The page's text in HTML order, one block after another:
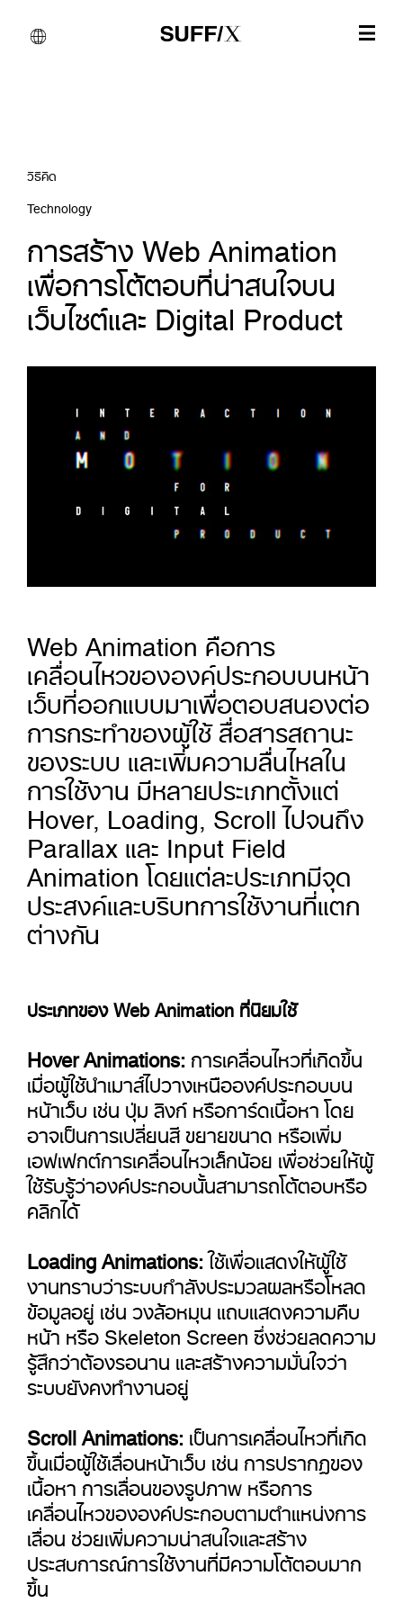
วิธีคิด
Technology
การสร้าง Web Animation
เพื่อการโต้ตอบที่น่าสนใจบน
เว็บไซต์และ Digital Product
Web Animation คือการ
เคลื่อนไหวขององค์ประกอบบนหน้า
เว็บที่ออกแบบมาเพื่อตอบสนองต่อ
การกระทำของผู้ใช้ สื่อสารสถานะ
ของระบบ และเพิ่มความลื่นไหลใน
การใช้งาน มีหลายประเภทตั้งแต่
Hover, Loading, Scroll ไปจนถึง
Parallax และ Input Field
Animation โดยแต่ละประเภทมีจุด
ประสงค์และบริบทการใช้งานที่แตก
ต่างกัน
ประเภทของ Web Animation ที่นิยมใช้
Hover Animations:การเคลื่อนไหวที่เกิดขึ้น
เมื่อผู้ใช้นำเมาส์ไปวางเหนือองค์ประกอบบน
หน้าเว็บ เช่น ปุ่ม ลิงก์ หรือการ์ดเนื้อหา โดย
อาจเป็นการเปลี่ยนสี ขยายขนาด หรือเพิ่ม
เอฟเฟกต์การเคลื่อนไหวเล็กน้อย เพื่อช่วยให้ผู้
ใช้รับรู้ว่าองค์ประกอบนั้นสามารถโต้ตอบหรือ
คลิกได้
Loading Animations:ใช้เพื่อแสดงให้ผู้ใช้
งานทราบว่าระบบกำลังประมวลผลหรือโหลด
ข้อมูลอยู่ เช่น วงล้อหมุน แถบแสดงความคืบ
หน้า หรือ Skeleton Screen ซึ่งช่วยลดความ
รู้สึกว่าต้องรอนาน และสร้างความมั่นใจว่า
ระบบยังคงทำงานอยู่
Scroll Animations:เป็นการเคลื่อนไหวที่เกิด
ขึ้นเมื่อผู้ใช้เลื่อนหน้าเว็บ เช่น การปรากฏของ
เนื้อหา การเลื่อนของรูปภาพ หรือการ
เคลื่อนไหวขององค์ประกอบตามตำแหน่งการ
เลื่อน ช่วยเพิ่มความน่าสนใจและสร้าง
ประสบการณ์การใช้งานที่มีความโต้ตอบมาก
ขึ้น